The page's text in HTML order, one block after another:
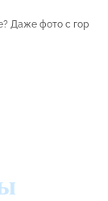
Даже фото с гор